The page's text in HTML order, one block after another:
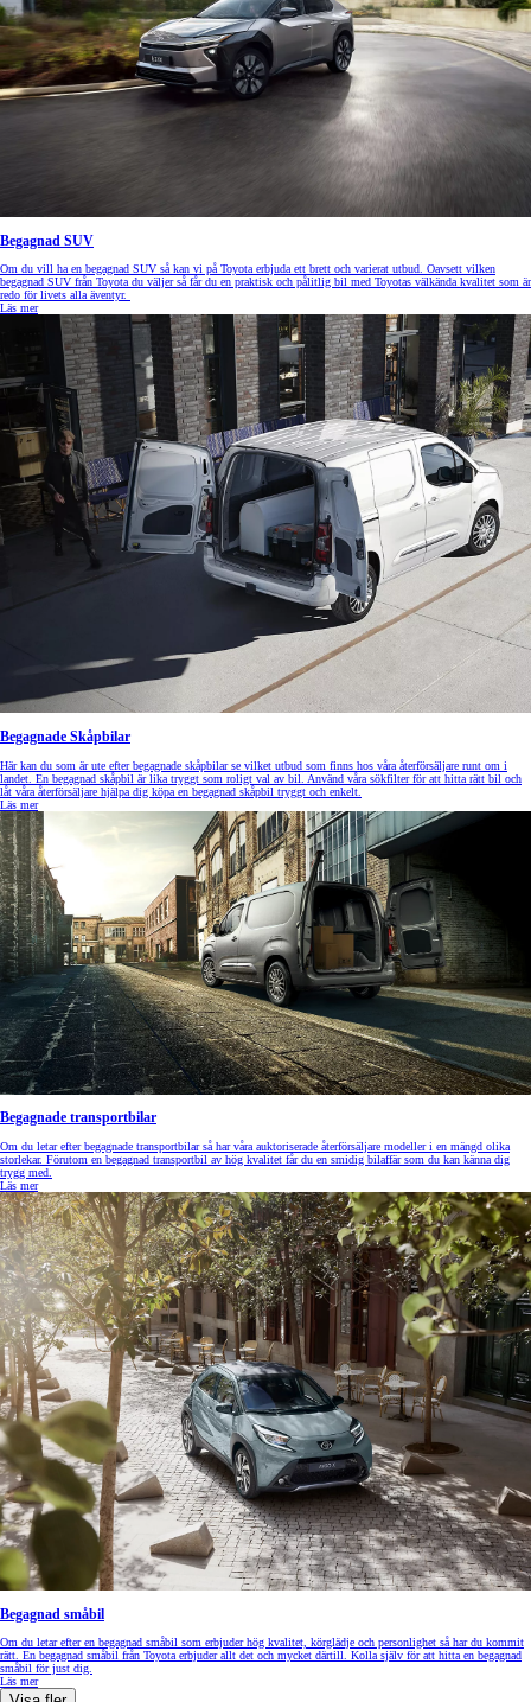
Begagnad SUV
Om du vill ha en begagnad SUV så kan vi på Toyota erbjuda ett brett och varierat utbud. Oavsett vilken
begagnad SUV från Toyota du väljer så får du en praktisk och pålitlig bil med Toyotas välkända kvalitet som är
redo för livets alla äventyr.
Läs mer
Begagnade Skåpbilar
Här kan du som är ute efter begagnade skåpbilar se vilket utbud som finns hos våra återförsäljare runt om i
landet. En begagnad skåpbil är lika tryggt som roligt val av bil. Använd våra sökfilter för att hitta rätt bil och
låt våra återförsäljare hjälpa dig köpa en begagnad skåpbil tryggt och enkelt.
Läs mer
Begagnade transportbilar
Om du letar efter begagnade transportbilar så har våra auktoriserade återförsäljare modeller i en mängd olika
storlekar. Förutom en begagnad transportbil av hög kvalitet får du en smidig bilaffär som du kan känna dig
trygg med.
Läs mer
Begagnad småbil
Om du letar efter en begagnad småbil som erbjuder hög kvalitet, körglädje och personlighet så har du kommit
rätt. En begagnad småbil från Toyota erbjuder allt det och mycket därtill. Kolla själv för att hitta en begagnad
småbil för just dig.
Läs mer